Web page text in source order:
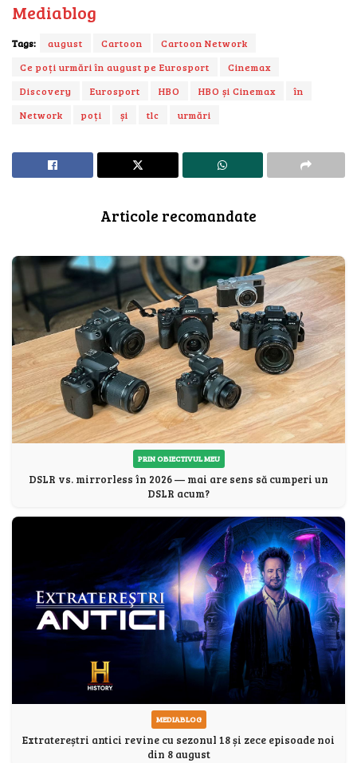
Mediablog
Tags: august Cartoon
Cartoon Network
Ce poți urmări în august pe Eurosport
Cinemax
Discovery
Eurosport HBO HBO și Cinemax
în
Network
poți și tlc urmări
Articole recomandate
PRIN OBIECTIVUL MEU
DSLR vs. mirrorless în 2026 — mai are sens să cumperi un
DSLR acum?
MEDIABLOG
Extratereștri antici revine cu sezonul 18 și zece episoade noi
din 8 august